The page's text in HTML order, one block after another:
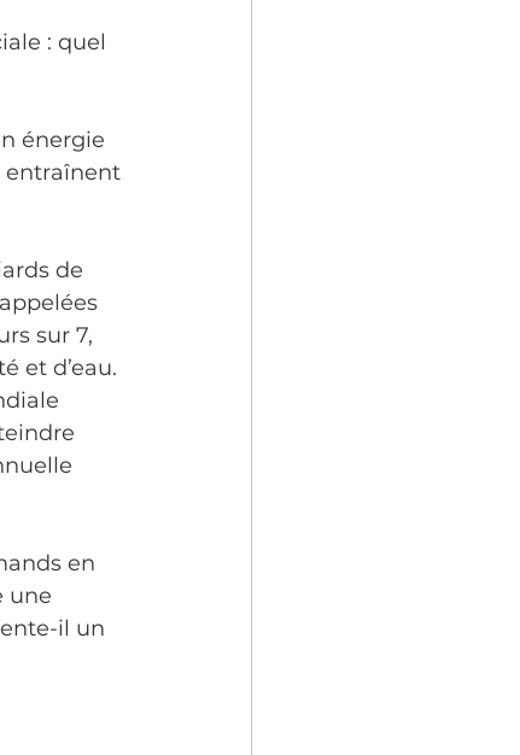
: quel
énergie
entraînent
de
sur 7,
et d’eau.
en
une
il un